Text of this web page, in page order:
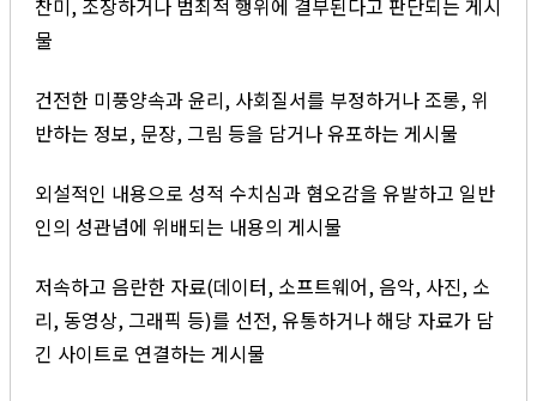
찬미, 조장하거나 범죄적 행위에 결부된다고 판단되는 게시
물
건전한 미풍양속과 윤리, 사회질서를 부정하거나 조롱, 위
반하는 정보, 문장, 그림 등을 담거나 유포하는 게시물
외설적인 내용으로 성적 수치심과 혐오감을 유발하고 일반
인의 성관념에 위배되는 내용의 게시물
저속하고 음란한 자료(데이터, 소프트웨어, 음악, 사진, 소
리, 동영상, 그래픽 등)를 선전, 유통하거나 해당 자료가 담
긴 사이트로 연결하는 게시물